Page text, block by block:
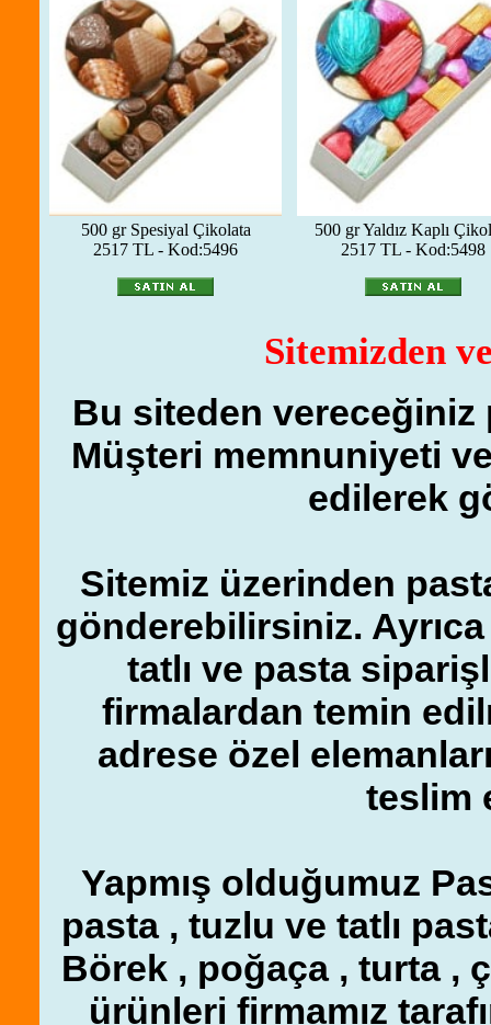
500 gr Spesiyal Çikolata
2517 TL - Kod:5496
500 gr Yaldız Kaplı
2517 TL - Kod:5498
Sitemizden
Bu siteden vereceğiniz
Müşteri memnuniyeti
edilerek
Sitemiz üzerinden
gönderebilirsiniz.
tatlı ve pasta
firmalardan temin
adrese özel
teslim
Yapmış olduğumuz
pasta , tuzlu ve tatlı
Börek , poğaça , turta ,
ürünleri firmamız